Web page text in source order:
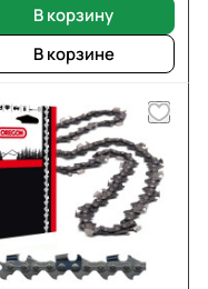
В корзину
В корзине